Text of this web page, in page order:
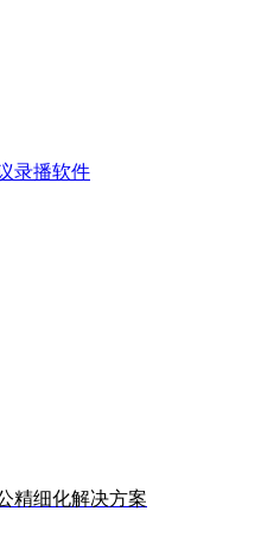
录播软件
精细化解决方案